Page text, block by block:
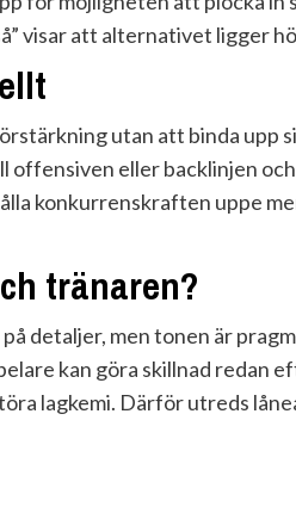
visar att alternativet ligger
utan att binda upp
offensiven eller backlinjen
konkurrenskraften uppe
tränaren?
detaljer, men tonen är
kan göra skillnad redan
lagkemi. Därför utreds